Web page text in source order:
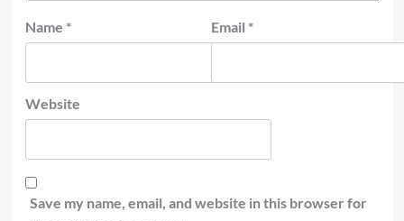
Name * Email *
Website
Save my name, email, and website in this browser for